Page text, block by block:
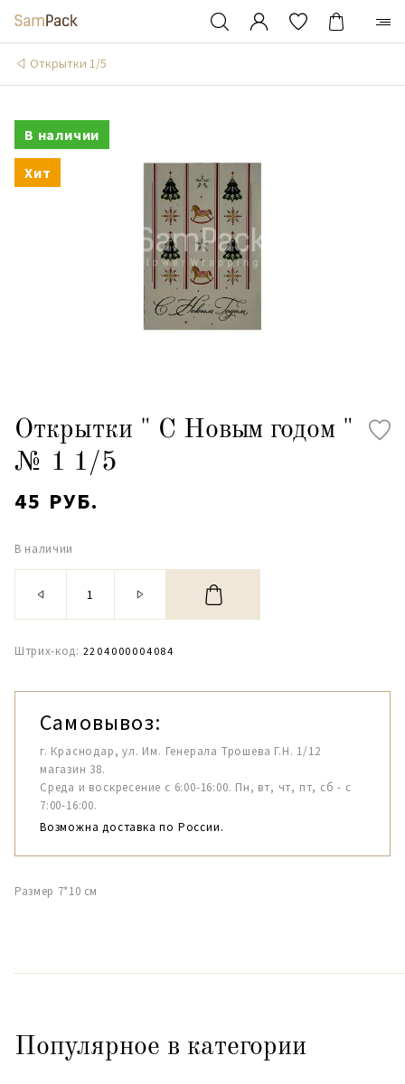
Открытки 1/5
В наличии
Хит
Открытки " С Новым годом "
№ 1 1/5
45 РУБ.
В наличии
Штрих-код: 2204000004084
Самовывоз:
г. Краснодар, ул. Им. Генерала Трошева Г.Н. 1/12
магазин 38.
Среда и воскресение с 6:00-16:00. Пн, вт, чт, пт, сб - с
7:00-16:00.
Возможна доставка по России.
Размер 7*10 см
Популярное в категории